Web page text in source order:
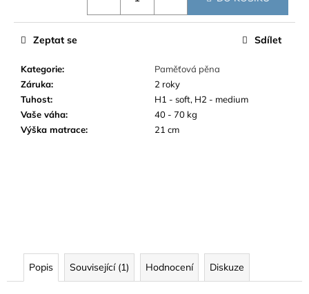
Kategorie:
Paměťová pěna
Záruka:
2 roky
Tuhost:
H1 - soft, H2 - medium
Vaše váha:
40 - 70 kg
Výška matrace: 21 cm
Zeptat se Sdílet
Popis Související (1) Hodnocení Diskuze